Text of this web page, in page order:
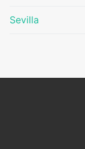
Sevilla